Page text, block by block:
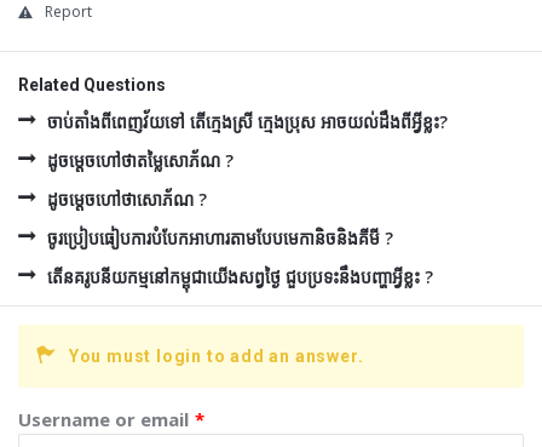
Report
Related Questions
ចាប់តាំងពីពេញវ័យទៅ តើក្មេងស្រី ក្មេងប្រុស អាចយល់ដឹងពីអ្វីខ្លះ?
ដូចម្ដេចហៅថាតម្លៃសោភ័ណ ?
ដូចម្ដេចហៅថាសោភ័ណ ?
ចូរប្រៀបធៀបការបំបែកអាហារតាមបែបមេកានិចនិងគីមី ?
តើនគរូបនីយកម្មនៅកម្ពុជាយើងសព្វថ្ងៃ ជួបប្រទះនឹងបញ្ហាអ្វីខ្លះ ?
You must login to add an answer.
Username or email *